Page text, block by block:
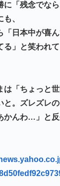
に「残念でな
、
「日本中が喜ん
る」と笑われ
「ちょっと
と。ズレズレ
かんわ…」と